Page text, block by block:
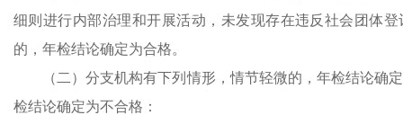
细则进行内部治理和开展活动，未发现存在违反社会团体
的，年检结论确定为合格。
（二）分支机构有下列情形，情节轻微的，年检结论确
检结论确定为不合格：